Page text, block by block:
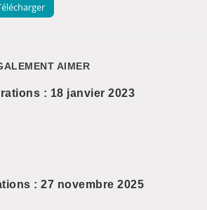
AIMER
: 18 janvier 2023
: 27 novembre 2025